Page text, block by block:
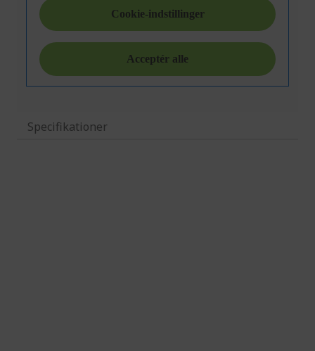
Specifikationer